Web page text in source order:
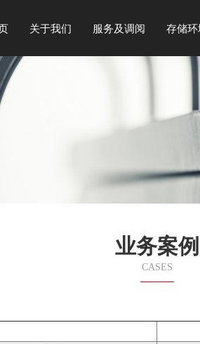
关于我们 服务及调阅 存储
业务案例
CASES